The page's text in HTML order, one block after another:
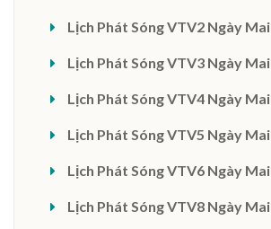
Lịch Phát Sóng VTV2 Ngày Mai
Lịch Phát Sóng VTV3 Ngày Mai
Lịch Phát Sóng VTV4 Ngày Mai
Lịch Phát Sóng VTV5 Ngày Mai
Lịch Phát Sóng VTV6 Ngày Mai
Lịch Phát Sóng VTV8 Ngày Mai